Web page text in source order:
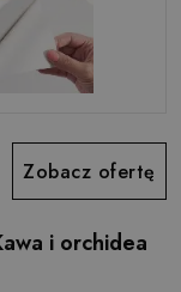
Zobacz ofertę
i orchidea